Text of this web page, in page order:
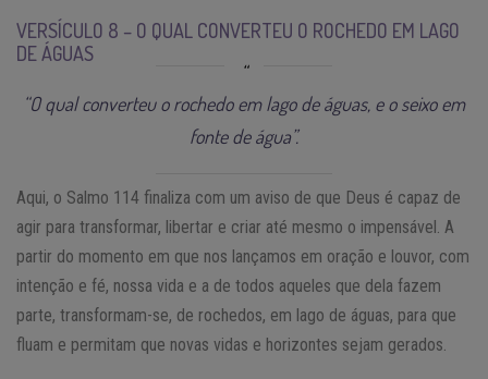
VERSÍCULO 8 – O QUAL CONVERTEU O ROCHEDO EM LAGO
DE ÁGUAS
“O qual converteu o rochedo em lago de águas, e o seixo em
fonte de água”.
Aqui, o Salmo 114 finaliza com um aviso de que Deus é capaz de
agir para transformar, libertar e criar até mesmo o impensável. A
partir do momento em que nos lançamos em oração e louvor, com
intenção e fé, nossa vida e a de todos aqueles que dela fazem
parte, transformam-se, de rochedos, em lago de águas, para que
fluam e permitam que novas vidas e horizontes sejam gerados.